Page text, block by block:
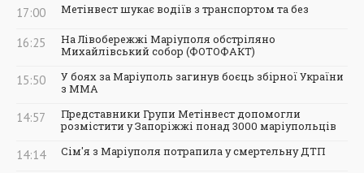
17:00 Метінвест шукає водіїв з транспортом та без
16:25
На Лівобережжі Маріуполя обстріляно
Михайлівський собор (ФОТОФАКТ)
15:50
У боях за Маріуполь загинув боєць збірної України
з ММА
14:57
Представники Групи Метінвест допомогли
розмістити у Запоріжжі понад 3000 маріупольців
14:14 Сім'я з Маріуполя потрапила у смертельну ДТП